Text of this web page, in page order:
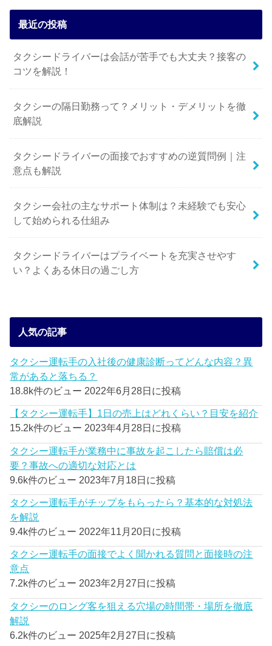
最近の投稿
タクシードライバーは会話が苦手でも大丈夫？接客の
コツを解説！
タクシーの隔日勤務って？メリット・デメリットを徹
底解説
タクシードライバーの面接でおすすめの逆質問例｜注
意点も解説
タクシー会社の主なサポート体制は？未経験でも安心
して始められる仕組み
タクシードライバーはプライベートを充実させやす
い？よくある休日の過ごし方
人気の記事
タクシー運転手の入社後の健康診断ってどんな内容？異
常があると落ちる？
18.8k件のビュー 2022年6月28日に投稿
【タクシー運転手】1日の売上はどれくらい？目安を紹介
15.2k件のビュー 2023年4月28日に投稿
タクシー運転手が業務中に事故を起こしたら賠償は必
要？事故への適切な対応とは
9.6k件のビュー 2023年7月18日に投稿
タクシー運転手がチップをもらったら？基本的な対処法
を解説
9.4k件のビュー 2022年11月20日に投稿
タクシー運転手の面接でよく聞かれる質問と面接時の注
意点
7.2k件のビュー 2023年2月27日に投稿
タクシーのロング客を狙える穴場の時間帯・場所を徹底
解説
6.2k件のビュー 2025年2月27日に投稿